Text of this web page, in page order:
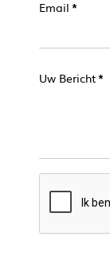
Email *
Uw Bericht*